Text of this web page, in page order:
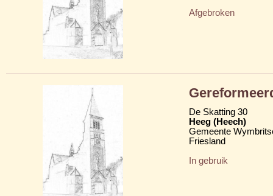
Afgebroken
De Skatting 30
Heeg (Heech)
Gemeente
Friesland
In gebruik